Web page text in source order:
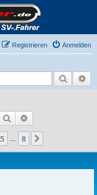
Anmelden
Registrieren
Suche
Suche
5 8